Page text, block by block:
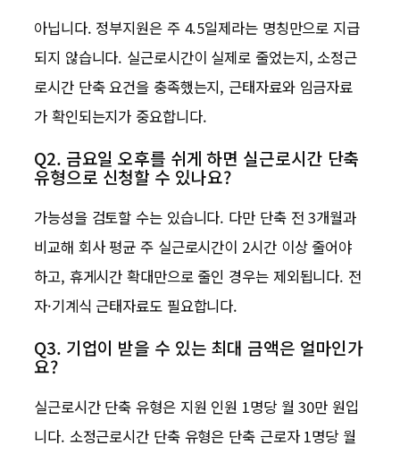
아닙니다. 정부지원은 주 4.5일제라는 명칭만으로 지급
되지 않습니다. 실근로시간이 실제로 줄었는지, 소정근
로시간 단축 요건을 충족했는지, 근태자료와 임금자료
가 확인되는지가 중요합니다.
Q2. 금요일 오후를 쉬게 하면 실근로시간 단축
유형으로 신청할 수 있나요?
가능성을 검토할 수는 있습니다. 다만 단축 전 3개월과
비교해 회사 평균 주 실근로시간이 2시간 이상 줄어야
하고, 휴게시간 확대만으로 줄인 경우는 제외됩니다. 전
자·기계식 근태자료도 필요합니다.
Q3. 기업이 받을 수 있는 최대 금액은 얼마인가
요?
실근로시간 단축 유형은 지원 인원 1명당 월 30만 원입
니다. 소정근로시간 단축 유형은 단축 근로자 1명당 월